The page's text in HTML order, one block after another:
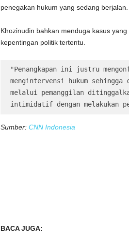
penegakan hukum yang sedang berjalan.
Khozinudin bahkan menduga kasus
kepentingan politik tertentu.
"Penangkapan ini justru
mengintervensi hukum sehingga
melalui pemanggilan
intimidatif dengan melakukan
Sumber: CNN Indonesia
BACA JUGA: